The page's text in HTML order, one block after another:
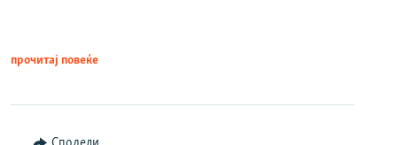
прочитај повеќе